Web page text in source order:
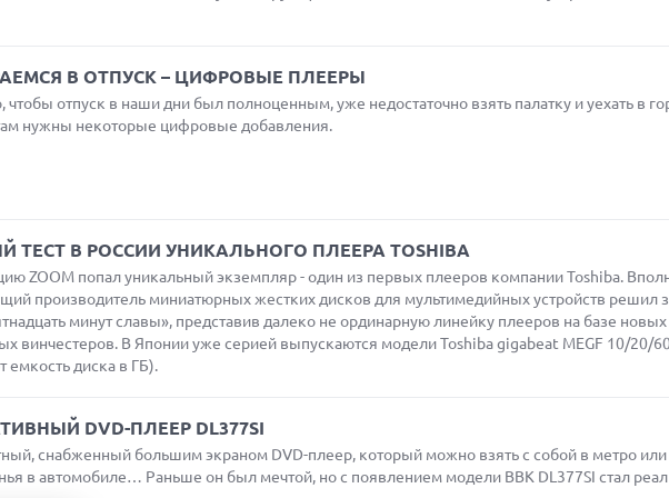
В ОТПУСК – ЦИФРОВЫЕ ПЛЕЕРЫ
чтобы отпуск в наши дни был полноценным, уже недостаточно взять палатку и уехать в
нужны некоторые цифровые добавления.
ТЕСТ В РОССИИ УНИКАЛЬНОГО ПЛЕЕРА TOSHIBA
ZOOM попал уникальный экземпляр - один из первых плееров компании Toshiba.
производитель миниатюрных жестких дисков для мультимедийных устройств решил
минут славы», представив далеко не ординарную линейку плееров на базе новых
винчестеров. В Японии уже серией выпускаются модели Toshiba gigabeat MEGF 10/20/
емкость диска в ГБ).
DVD-ПЛЕЕР DL377SI
снабженный большим экраном DVD-плеер, который можно взять с собой в метро или
в автомобиле… Раньше он был мечтой, но с появлением модели BBK DL377SI стал